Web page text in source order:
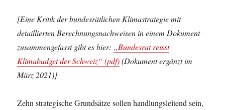
[Eine Kritik der bundesrätlichen Klimastrategie mit
detaillierten Berechnungsnachweisen in einem Dokument
zusammengefasst gibt es hier: „Bundesrat reisst
Klimabudget der Schweiz“ (pdf)(Dokument ergänzt im
März 2021)]
Zehn strategische Grundsätze sollen handlungsleitend sein,